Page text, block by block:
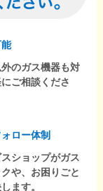
のガス機器も対
ご相談くださ
ロー体制
ショップがガス
や、お困りごと
ます。